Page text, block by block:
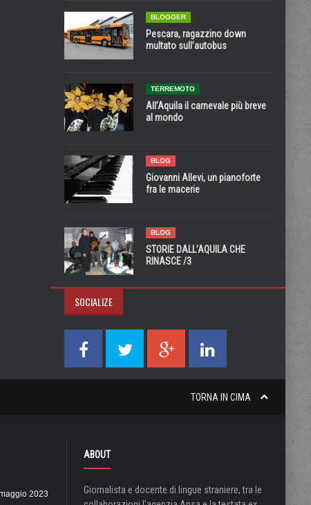
BLOGGER
Pescara, ragazzino down
multato sull’autobus
TERREMOTO
All’Aquila il carnevale più breve
al mondo
BLOG
Giovanni Allevi, un pianoforte
fra le macerie
BLOG
STORIE DALL’AQUILA CHE
RINASCE /3
SOCIALIZE
TORNA IN CIMA
2023
ABOUT
Giornalista e docente di lingue straniere, tra le